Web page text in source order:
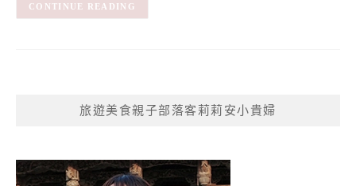
CONTINUE READING
旅遊美食親子部落客莉莉安小貴婦